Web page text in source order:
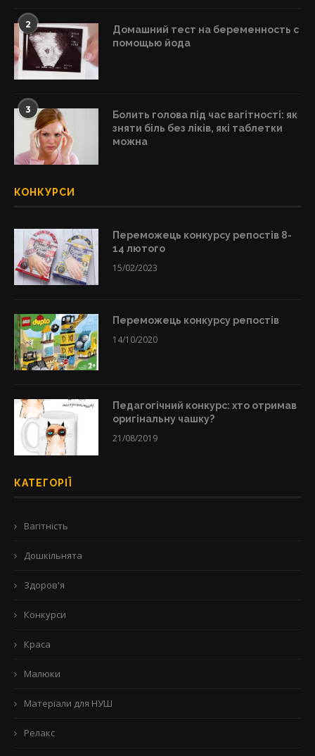
2
Домашний тест на беременность с
помощью йода
3
Болить голова під час вагітності: як
зняти біль без ліків, які таблетки
можна
КОНКУРСИ
Переможець конкурсу репостів 8-
14 лютого
15/02/2023
Переможець конкурсу репостів
14/10/2020
Педагогічний конкурс: хто отримав
оригінальну чашку?
21/08/2019
КАТЕГОРІЇ
Вагітність
Дошкільнята
Здоров'я
Конкурси
Краса
Малюки
Матеріали для НУШ
Релакс